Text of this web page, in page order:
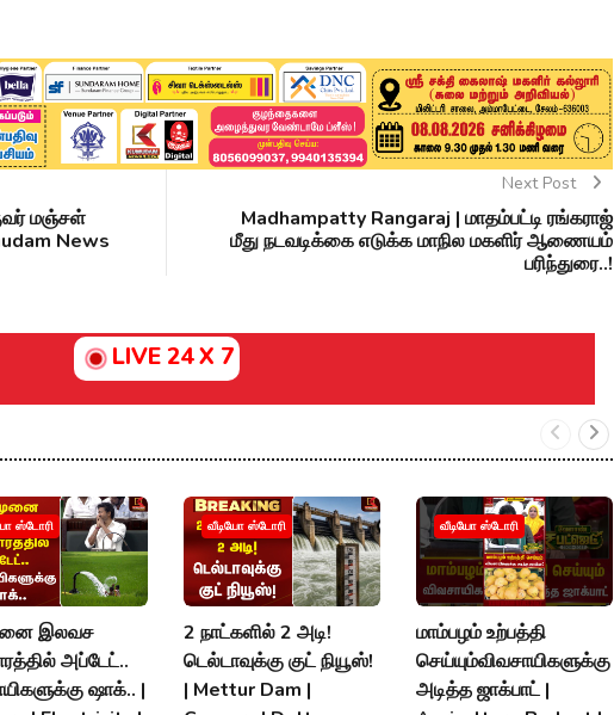
மஞ்சள்
News
Next Post
Madhampatty Rangaraj | மாதம்பட்டி ரங்கராஜ்
மீது நடவடிக்கை எடுக்க மாநில மகளிர் ஆணையம்
பரிந்துரை..!
LIVE 24 X 7
ஸ்டோரி
இலவச
அப்டேட்..
ஷாக்.. |
வீடியோ ஸ்டோரி
2 நாட்களில் 2 அடி!
டெல்டாவுக்கு குட் நியூஸ்!
| Mettur Dam |
வீடியோ ஸ்டோரி
மாம்பழம் உற்பத்தி
செய்யும்விவசாயிகளுக்கு
அடித்த ஜாக்பாட் |